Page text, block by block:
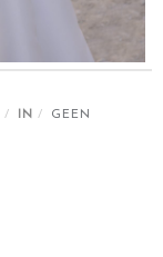
IN GEEN